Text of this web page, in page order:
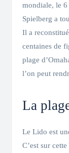
mondiale, le 6
Spielberg a
Il a
centaines de
plage
l’on peut
La
Le Lido est
C’est sur